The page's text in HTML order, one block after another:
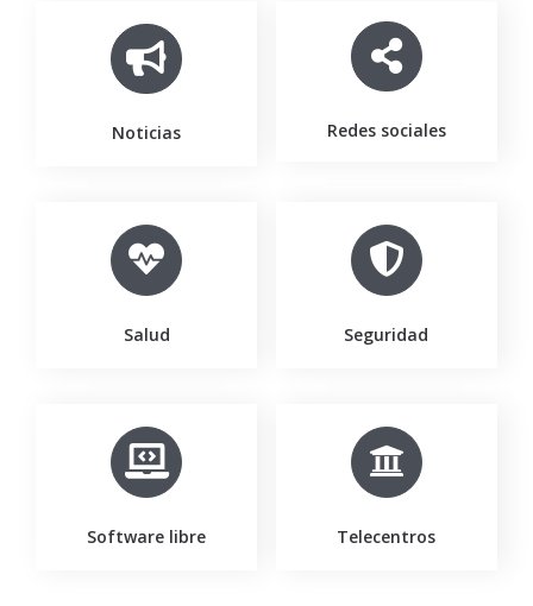
Noticias Redes sociales
Salud Seguridad
Software libre Telecentros